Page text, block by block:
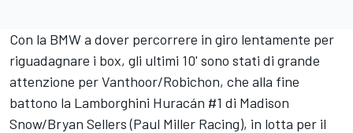
Con la BMW a dover percorrere in giro lentamente per
riguadagnare i box, gli ultimi 10' sono stati di grande
attenzione per Vanthoor/Robichon, che alla fine
battono la Lamborghini Huracán #1 di Madison
Snow/Bryan Sellers (Paul Miller Racing), in lotta per il